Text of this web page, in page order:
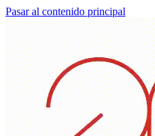
Pasar al contenido principal